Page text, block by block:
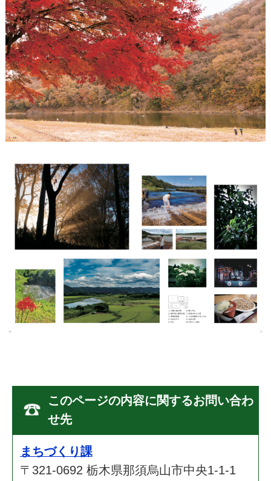
このページの内容に関するお問い合わ
せ先
まちづくり課
〒321-0692 栃木県那須烏山市中央1-1-1